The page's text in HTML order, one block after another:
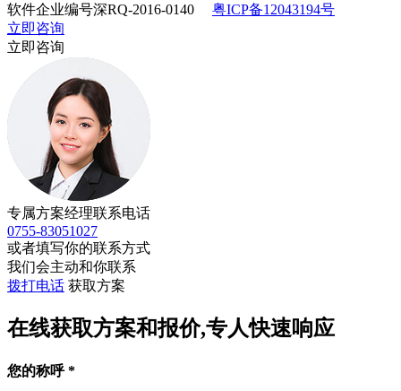
软件企业编号深RQ-2016-0140
粤ICP备12043194号
立即咨询
立即咨询
专属方案经理联系电话
0755-83051027
或者填写你的联系方式
我们会主动和你联系
拨打电话 获取方案
在线获取方案和报价,专人快速响应
您的称呼*